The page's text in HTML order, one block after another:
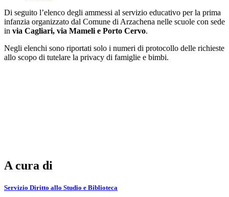
Di seguito l’elenco degli ammessi al servizio educativo per la prima
infanzia organizzato dal Comune di Arzachena nelle scuole con sede
in via Cagliari, via Mameli e Porto Cervo.
Negli elenchi sono riportati solo i numeri di protocollo delle richieste
allo scopo di tutelare la privacy di famiglie e bimbi.
A cura di
Servizio Diritto allo Studio e Biblioteca